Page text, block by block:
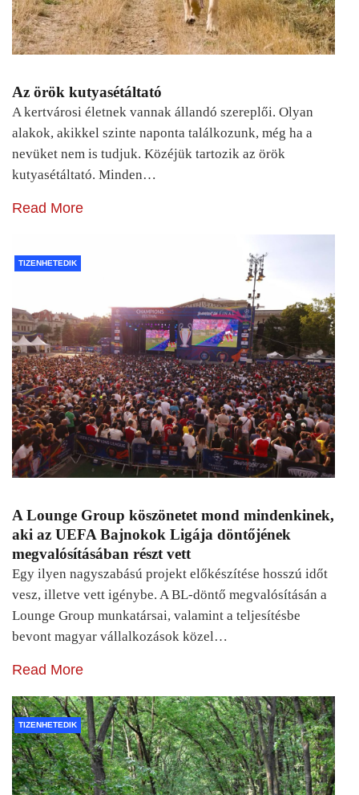
Az örök kutyasétáltató
A kertvárosi életnek vannak állandó szereplői. Olyan
alakok, akikkel szinte naponta találkozunk, még ha a
nevüket nem is tudjuk. Közéjük tartozik az örök
kutyasétáltató. Minden…
Read More
TIZENHETEDIK
A Lounge Group köszönetet mond mindenkinek,
aki az UEFA Bajnokok Ligája döntőjének
megvalósításában részt vett
Egy ilyen nagyszabású projekt előkészítése hosszú időt
vesz, illetve vett igénybe. A BL-döntő megvalósításán a
Lounge Group munkatársai, valamint a teljesítésbe
bevont magyar vállalkozások közel…
Read More
TIZENHETEDIK